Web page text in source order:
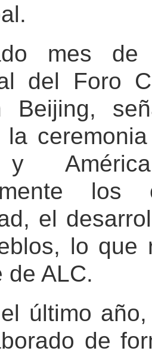
mes de
del Foro
Beijing,
la
el
lo que
de ALC.
último
de